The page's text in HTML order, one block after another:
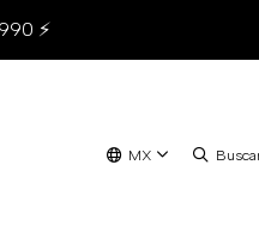
MX
⚡